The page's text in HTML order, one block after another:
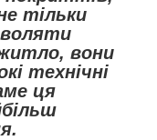
тільки
вони
технічні
ця